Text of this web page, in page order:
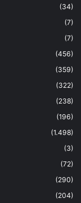
(34)
(7)
(7)
(456)
(359)
(322)
(238)
(196)
(1.498)
(3)
(72)
(290)
(204)